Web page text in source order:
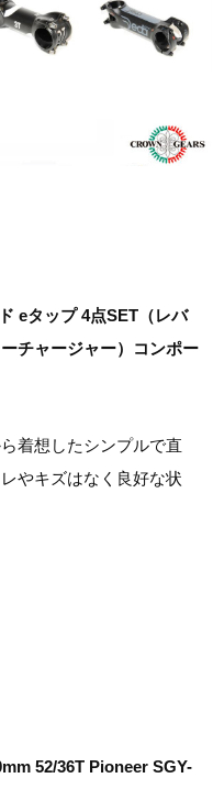
eタップ 4点SET（レバ
チャージャー）コンポー
着想したシンプルで直
やキズはなく良好な状
52/36T Pioneer SGY-